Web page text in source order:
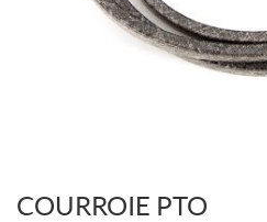
COURROIE PTO